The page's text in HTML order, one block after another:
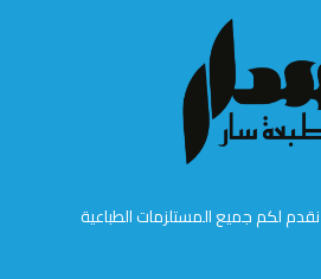
نقدم لكم جميع المستلزمات الطباعية